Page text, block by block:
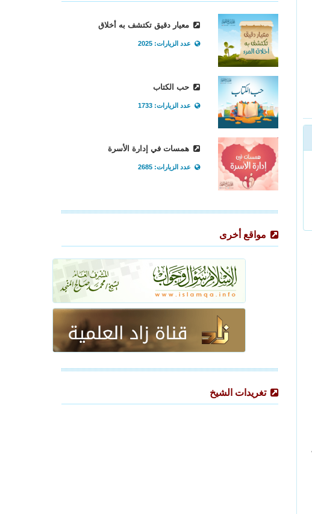
معيار دقيق تكتشف به أخلاق
عدد الزيارات: 2025
حب الكتاب
عدد الزيارات: 1733
همسات في إدارة الأسرة
عدد الزيارات: 2685
مواقع أخرى
تغريدات الشيخ